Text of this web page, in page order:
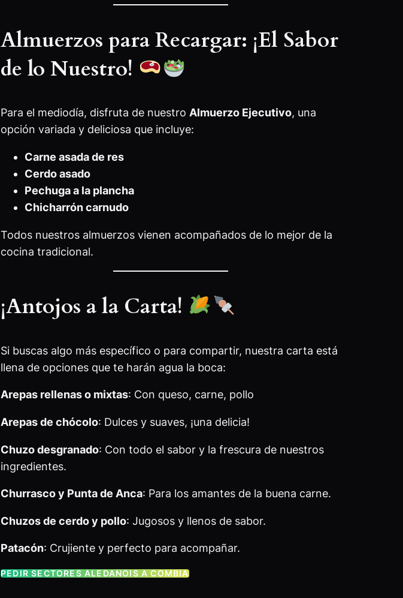
Almuerzos para Recargar: ¡El Sabor
de lo Nuestro!
Para el mediodía, disfruta de nuestro Almuerzo Ejecutivo, una
opción variada y deliciosa que incluye:
Carne asada de res
Cerdo asado
Pechuga a la plancha
Chicharrón carnudo
Todos nuestros almuerzos vienen acompañados de lo mejor de la
cocina tradicional.
¡Antojos a la Carta!
Si buscas algo más específico o para compartir, nuestra carta está
llena de opciones que te harán agua la boca:
Arepas rellenas o mixtas: Con queso, carne, pollo
Arepas de chócolo: Dulces y suaves, ¡una delicia!
Chuzo desgranado: Con todo el sabor y la frescura de nuestros
ingredientes.
Churrasco y Punta de Anca: Para los amantes de la buena carne.
Chuzos de cerdo y pollo: Jugosos y llenos de sabor.
Patacón: Crujiente y perfecto para acompañar.
PEDIR SECTORES ALEDAÑOIS A COMBIA